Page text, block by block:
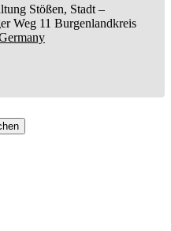
Stößen, Stadt –
Weg 11 Burgenlandkreis